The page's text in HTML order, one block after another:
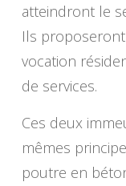
atteindront le
Ils
vocation
de services.
Ces deux
mêmes
poutre en